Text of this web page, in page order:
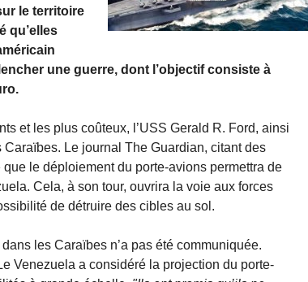
le territoire
qu’elles
une guerre, dont l’objectif consiste à
et les plus coûteux, l’USS Gerald R. Ford, ainsi
Le journal The Guardian, citant des
le déploiement du porte-avions permettra de
Cela, à son tour, ouvrira la voie aux forces
de détruire des cibles au sol.
les Caraïbes n’a pas été communiquée.
Venezuela a considéré la projection du porte-